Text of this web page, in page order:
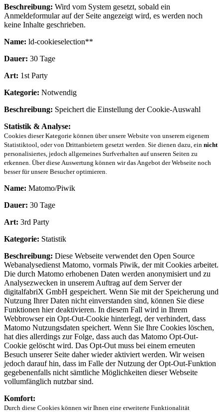
Beschreibung: Wird vom System gesetzt, sobald ein
Anmeldeformular auf der Seite angezeigt wird, es werden noch
keine Inhalte geschrieben.
Name: ld-cookieselection**
Dauer: 30 Tage
Art: 1st Party
Kategorie: Notwendig
Beschreibung: Speichert die Einstellung der Cookie-Auswahl
Statistik & Analyse:
Cookies dieser Kategorie können über unsere Website von unserem eigenem
Statistiktool, oder von Drittanbietern gesetzt werden. Sie dienen dazu, ein nicht
personalisiertes, jedoch allgemeines Surfverhalten auf unseren Seiten zu
erkennen. Über diese Auswertung können wir das Angebot der Webseite noch
besser für unsere Besucher optimieren.
Name: Matomo/Piwik
Dauer: 30 Tage
Art: 3rd Party
Kategorie: Statistik
Beschreibung: Diese Webseite verwendet den Open Source
Webanalysedienst Matomo, vormals Piwik, der mit Cookies arbeitet.
Die durch Matomo erhobenen Daten werden anonymisiert und zu
Analysezwecken in unserem Auftrag auf dem Server der
digitalfabriX GmbH gespeichert. Wenn Sie mit der Speicherung und
Nutzung Ihrer Daten nicht einverstanden sind, können Sie diese
Funktionen hier deaktivieren. In diesem Fall wird in Ihrem
Webbrowser ein Opt-Out-Cookie hinterlegt, der verhindert, dass
Matomo Nutzungsdaten speichert. Wenn Sie Ihre Cookies löschen,
hat dies allerdings zur Folge, dass auch das Matomo Opt-Out-
Cookie gelöscht wird. Das Opt-Out muss bei einem erneuten
Besuch unserer Seite daher wieder aktiviert werden. Wir weisen
jedoch darauf hin, dass im Falle der Nutzung der Opt-Out-Funktion
gegebenenfalls nicht sämtliche Möglichkeiten dieser Webseite
vollumfänglich nutzbar sind.
Komfort:
Durch diese Cookies können wir Ihnen eine erweiterte Funktionalität